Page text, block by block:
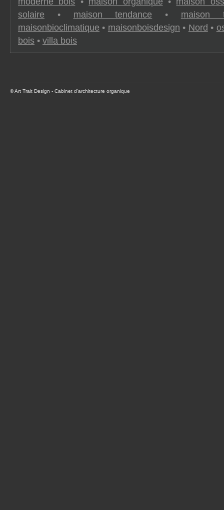
solaire • maison tendance • maison
maisonbioclimatique • maisonboisdesign • Nord •
bois • villa bois
© Art Trait Design - Cabinet d'architecture organique